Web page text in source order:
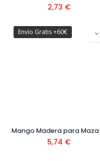
2,73 €
Envío Gratis +60€
5,74 €